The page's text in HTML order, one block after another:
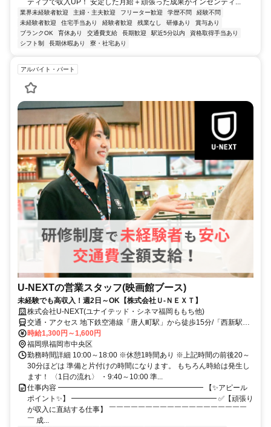
業界未経験者歓迎 主婦・主夫歓迎 フリーター歓迎 学歴不問
経験不問
未経験者歓迎
住宅手当あり 経験者歓迎 残業なし 研修あり
賞与あり
ブランクOK
育休あり 交通費支給 長期歓迎 駅近5分以内
資格取得手当あり
シフト制
長期休暇あり 寮・社宅あり
アルバイト・パート
U-NEXTの営業スタッフ(映画館ブース)
未経験でも高収入！週2日～OK【株式会社Ｕ-ＮＥＸＴ】
株式会社U-NEXT(ユナイテッド・シネマ福岡ももち他)
交通・アクセス 地下鉄空港線「唐人町駅」から徒歩15分/「西新駅」
から徒歩18分
時給1,300円～1,600円
福岡県福岡市中央区
勤務時間詳細 10:00～18:00 ※休憩1時間あり ※上記時間の前後20～
30分ほどは 準備と片付けの時間になります。 もちろん時給は発生し
ます！ 〈1日の流れ〉 ・9:40～10:00 準...
仕事内容 ━━━━━━━━━━━━━━━━━━━━ 【✨アピール
ポイント✨】 ━━━━━━━━━━━━━━━━━━━━ ✅【頑張り
が収入に直結する仕事】 ￣￣￣￣￣￣￣￣￣￣￣￣￣￣￣￣￣￣￣
￣ 成...